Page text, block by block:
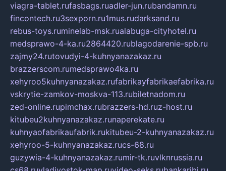
viagra-tablet.rufasbags.ruadler-jun.rubandamn.ru
fincontech.ru3sexporn.ru1mus.rudarksand.ru
rebus-toys.ruminelab-msk.rualabuga-cityhotel.ru
medsprawo-4-ka.ru2864420.rublagodarenie-spb.ru
zajmy24.rutovudyi-4-kuhnyanazakaz.ru
brazzerscom.rumedsprawo4ka.ru
xehyroo5kuhnyanazakaz.rufabrikayfabrikaefabrika.ru
vskrytie-zamkov-moskva-113.rubiletnadom.ru
zed-online.rupimchax.rubrazzers-hd.ruz-host.ru
kitubeu2kuhnyanazakaz.runaperekate.ru
kuhnyaofabrikaufabrik.rukitubeu-2-kuhnyanazakaz.ru
xehyroo-5-kuhnyanazakaz.rucs-68.ru
guzywia-4-kuhnyanazakaz.rumir-tk.ruvlknrussia.ru